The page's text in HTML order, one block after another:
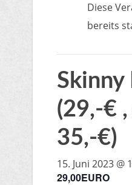
Diese
bereits
Skinny
(29,-€
35,-€)
15. Juni 2023 @
29,00EURO